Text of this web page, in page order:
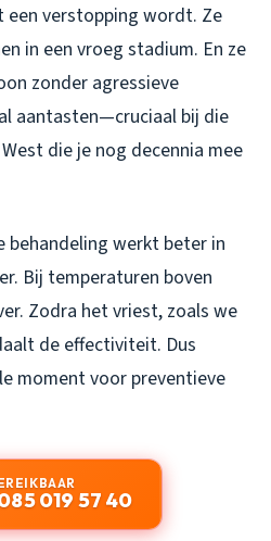
verstopping wordt. Ze
in een vroeg stadium. En ze
zonder agressieve
aantasten—cruciaal bij die
die je nog decennia mee
behandeling werkt beter in
Bij temperaturen boven
Zodra het vriest, zoals we
de effectiviteit. Dus
moment voor preventieve
019 57 40